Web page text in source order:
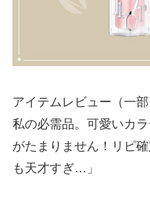
アイテムレビュー（一
私の必需品。可愛いカ
がたまりません！リピ
も天才すぎ…」